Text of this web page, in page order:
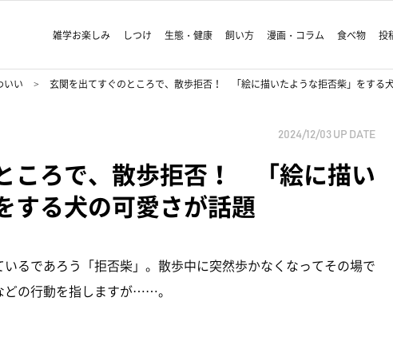
雑学お楽しみ しつけ 生態・健康 飼い方 漫画・コラム 食べ物 投
いい 玄関を出てすぐのところで、散歩拒否！ 「絵に描いたような拒否柴」をする
2024/12/03 UP DATE
ころで、散歩拒否！ 「絵に描い
する犬の可愛さが話題
るであろう「拒否柴」。散歩中に突然歩かなくなってその場で
どの行動を指しますが……。